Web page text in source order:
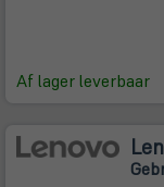
Af lager leverbaar